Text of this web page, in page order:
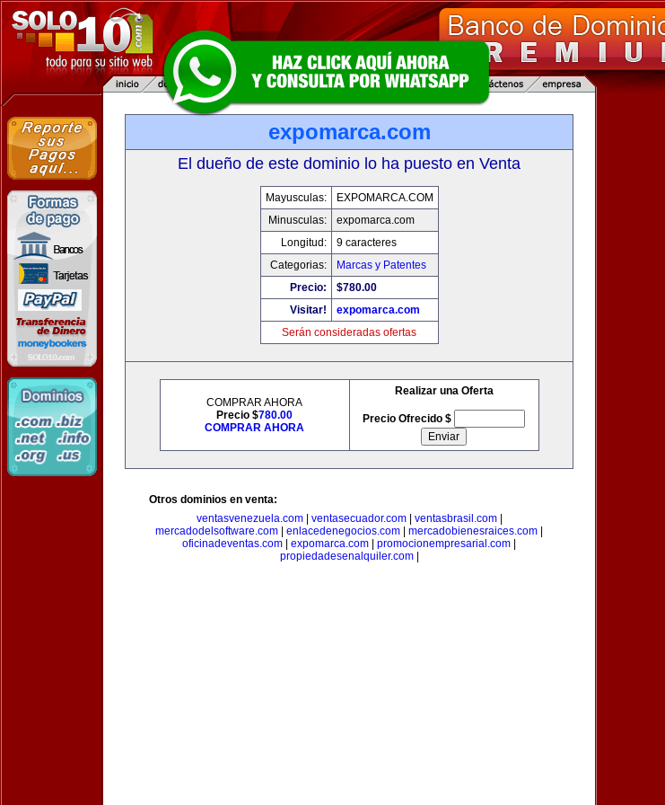
expomarca.com
El dueño de este dominio lo ha puesto en Venta
Mayusculas:
EXPOMARCA.COM
Minusculas:
expomarca.com
Longitud:
9 caracteres
Categorias:
Marcas y Patentes
Precio:
$780.00
Visitar!
expomarca.com
Serán consideradas ofertas
COMPRAR AHORA
Precio $780.00
COMPRAR AHORA
Realizar una Oferta
Precio Ofrecido $
Otros dominios en venta:
ventasvenezuela.com| ventasecuador.com| ventasbrasil.com|
mercadodelsoftware.com
enlacedenegocios.com mercadobienesraices.com
oficinadeventas.com
expomarca.com promocionempresarial.com
propiedadesenalquiler.com|